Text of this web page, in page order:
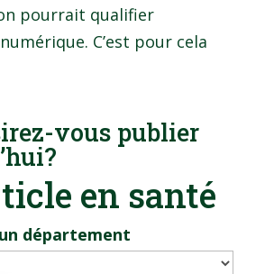
pourrait qualifier
C’est pour cela
vous publier
en santé
département